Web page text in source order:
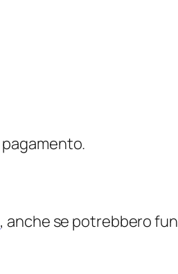
, anche se potrebbero